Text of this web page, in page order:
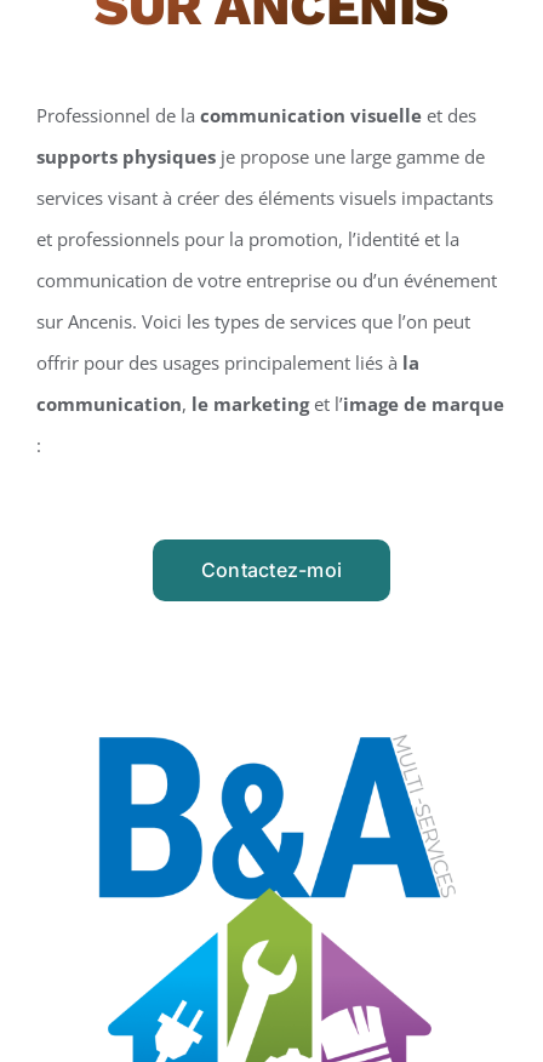
Professionnel de la communication visuelleet des
supports physiquesje propose une large gamme de
services visant à créer des éléments visuels impactants
et professionnels pour la promotion, l’identité et la
communication de votre entreprise ou d’un événement
sur Ancenis. Voici les types de services que l’on peut
offrir pour des usages principalement liés à la
communication, le marketinget l’image de marque
:
Contactez-moi